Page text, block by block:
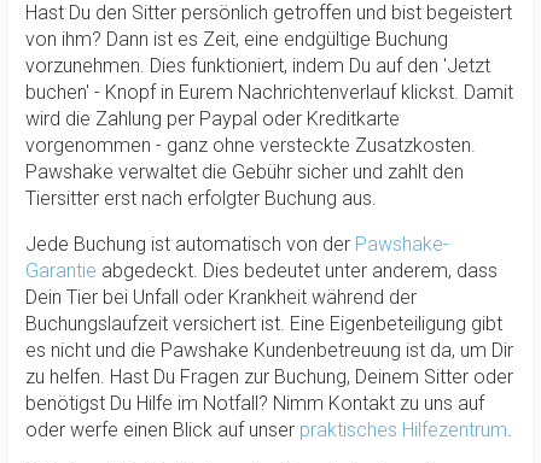
Hast Du den Sitter persönlich getroffen und bist begeistert
von ihm? Dann ist es Zeit, eine endgültige Buchung
vorzunehmen. Dies funktioniert, indem Du auf den 'Jetzt
buchen' - Knopf in Eurem Nachrichtenverlauf klickst. Damit
wird die Zahlung per Paypal oder Kreditkarte
vorgenommen - ganz ohne versteckte Zusatzkosten.
Pawshake verwaltet die Gebühr sicher und zahlt den
Tiersitter erst nach erfolgter Buchung aus.
Jede Buchung ist automatisch von der Pawshake-
Garantie abgedeckt. Dies bedeutet unter anderem, dass
Dein Tier bei Unfall oder Krankheit während der
Buchungslaufzeit versichert ist. Eine Eigenbeteiligung gibt
es nicht und die Pawshake Kundenbetreuung ist da, um Dir
zu helfen. Hast Du Fragen zur Buchung, Deinem Sitter oder
benötigst Du Hilfe im Notfall? Nimm Kontakt zu uns auf
oder werfe einen Blick auf unser praktisches Hilfezentrum.